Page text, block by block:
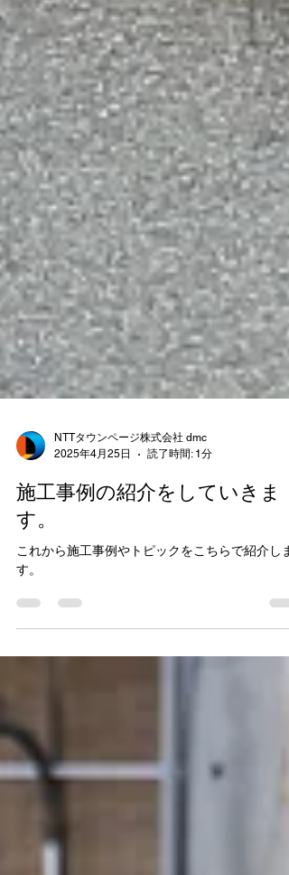
NTTタウンページ株式会社 dmc
施工事例の紹介をしていきま
す。
これから施工事例やトピックをこちらで紹介しま
す。